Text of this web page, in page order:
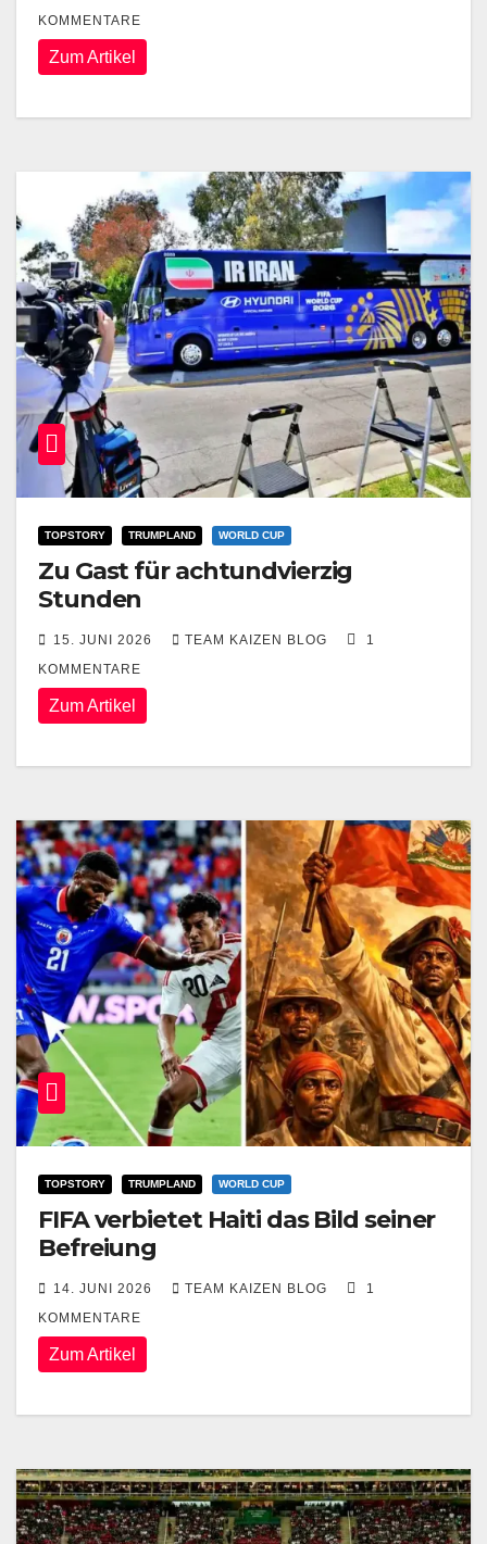
KOMMENTARE
Zum Artikel
TOPSTORY TRUMPLAND WORLD CUP
Zu Gast für achtundvierzig
Stunden
15. JUNI 2026 TEAM KAIZEN BLOG
1
KOMMENTARE
Zum Artikel
TOPSTORY TRUMPLAND WORLD CUP
FIFA verbietet Haiti das Bild seiner
Befreiung
14. JUNI 2026 TEAM KAIZEN BLOG
1
KOMMENTARE
Zum Artikel